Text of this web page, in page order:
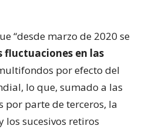
“desde marzo de 2020 se
fluctuaciones en las
por efecto del
lo que, sumado a las
por parte de terceros, la
sucesivos retiros